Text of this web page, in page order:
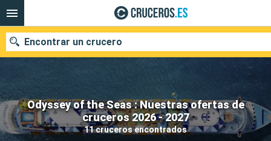
Odyssey of the Seas : Nuestras ofertas de
cruceros 2026 - 2027
11 cruceros encontrados
Encontrar un crucero
Nuestros destinos
Fecha de salida